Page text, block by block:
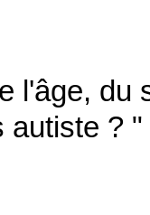
l'âge,
autiste ? "